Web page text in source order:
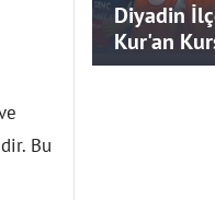
Bu
Diyadin
Kur'an